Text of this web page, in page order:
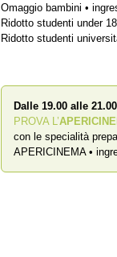
Omaggio bambini •
Ridotto studenti under
Ridotto studenti
Dalle 19.00 alle 21.00
PROVA L’
con le specialità
APERICINEMA •